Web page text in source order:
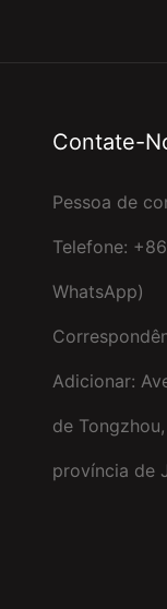
Contate-
Pessoa de
Telefone:
WhatsApp)
Adicionar:
de
província de